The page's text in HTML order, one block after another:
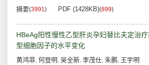
摘要(3991) PDF (1428KB)(899)
HBeAg阳性慢性乙型肝炎孕妇替比夫定治
型细胞因子的水平变化
黄鸿菲, 何登明 , 吴全新, 李茂仕, 朱鹏, 王宇明